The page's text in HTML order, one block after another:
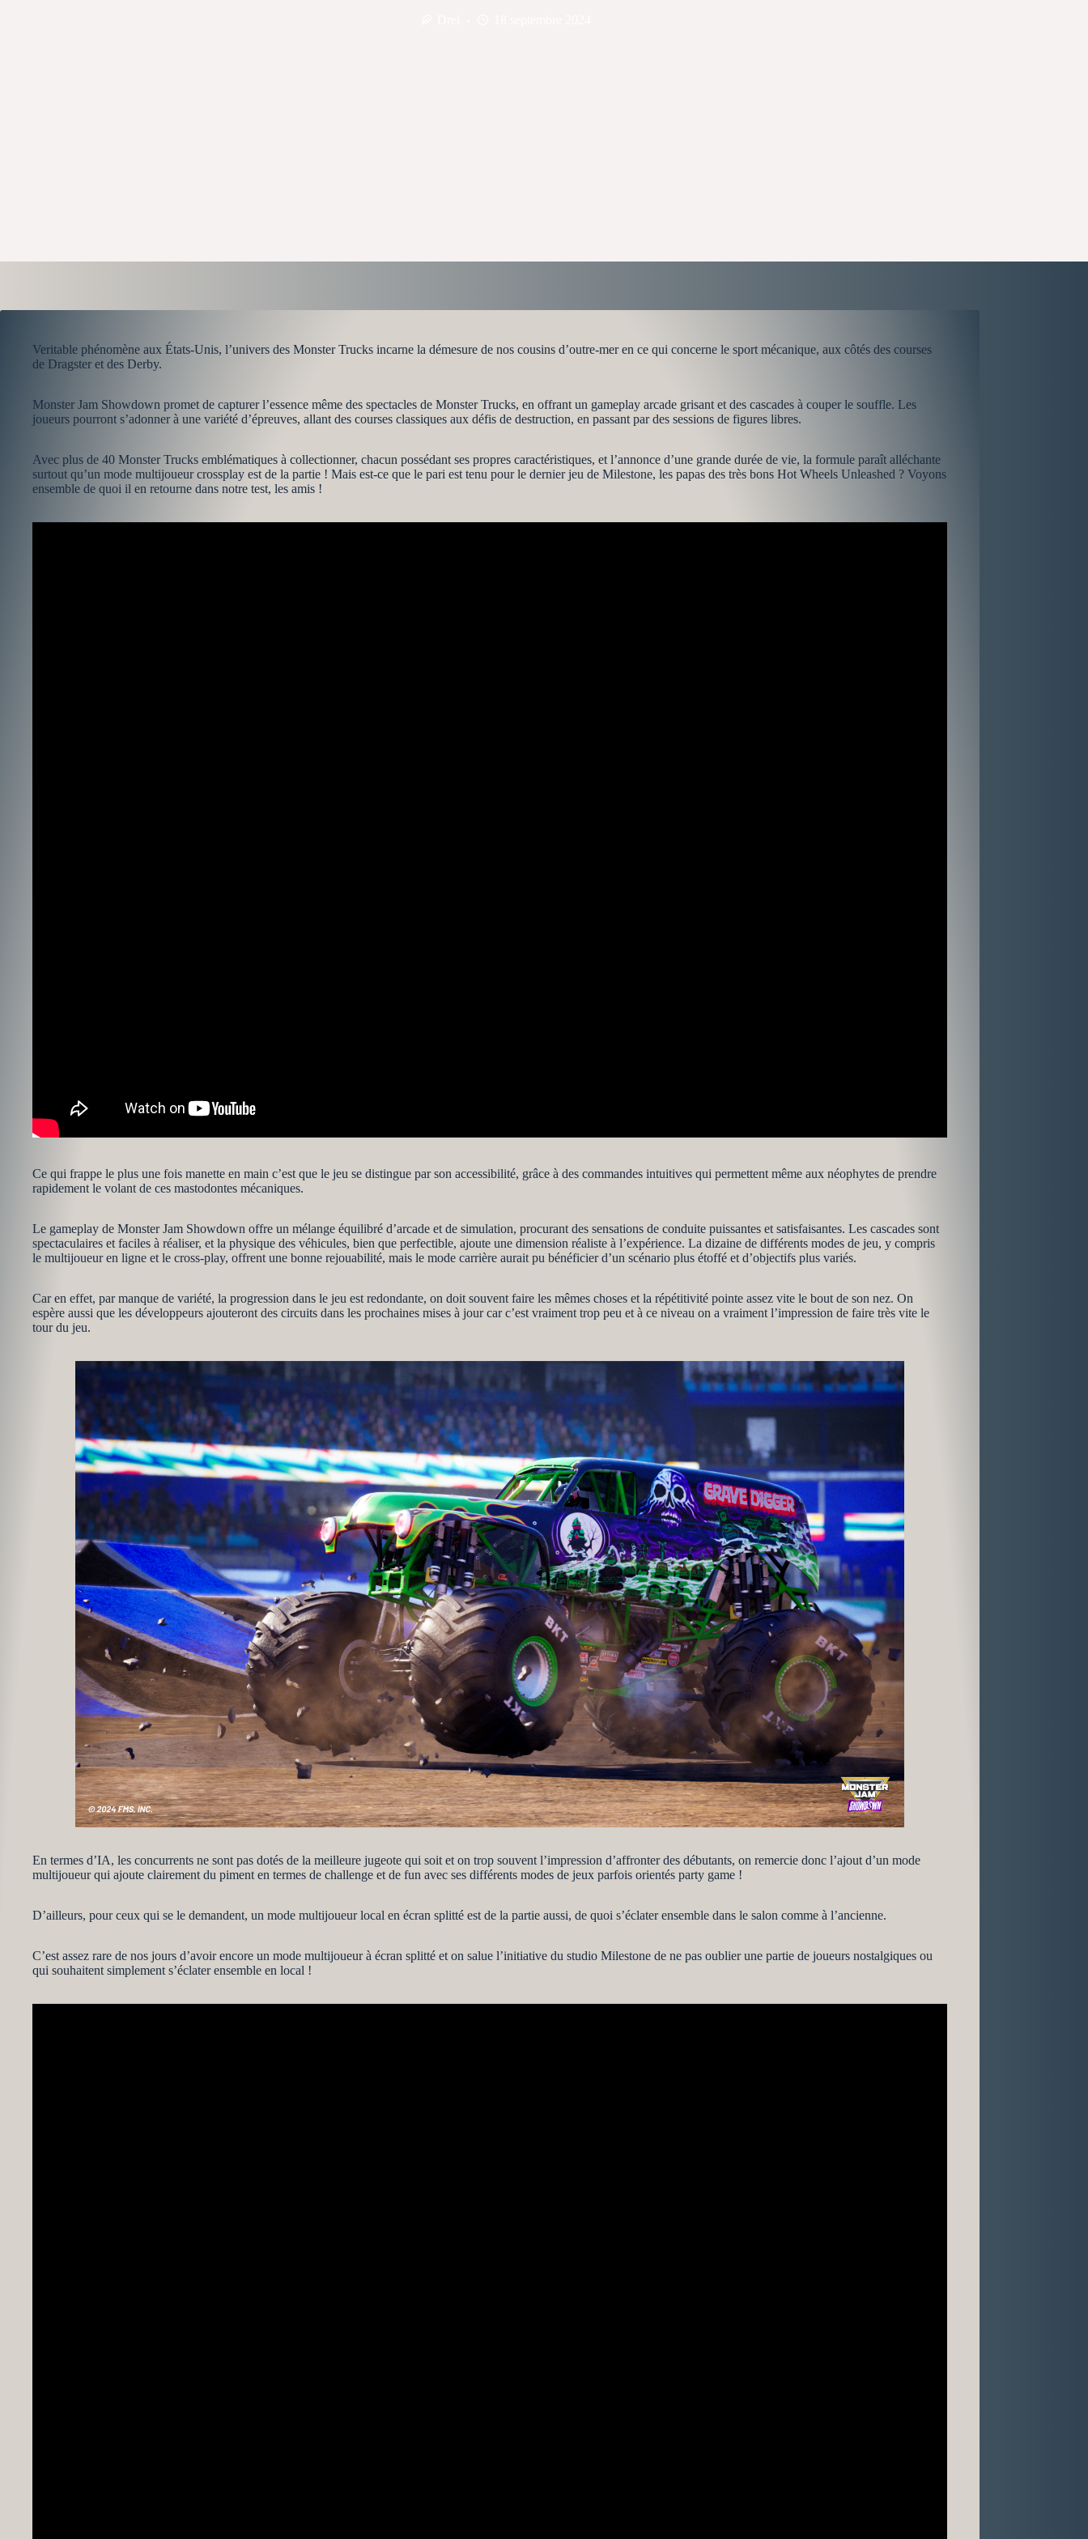
Veritable phénomène aux États-Unis, l’univers des Monster Trucks incarne la démesure de nos cousins d’outre-mer en ce qui concerne le sport mécanique, aux côtés des courses
de Dragster et des Derby.
Monster Jam Showdown promet de capturer l’essence même des spectacles de Monster Trucks, en offrant un gameplay arcade grisant et des cascades à couper le souffle. Les
joueurs pourront s’adonner à une variété d’épreuves, allant des courses classiques aux défis de destruction, en passant par des sessions de figures libres.
Avec plus de 40 Monster Trucks emblématiques à collectionner, chacun possédant ses propres caractéristiques, et l’annonce d’une grande durée de vie, la formule paraît alléchante
surtout qu’un mode multijoueur crossplay est de la partie ! Mais est-ce que le pari est tenu pour le dernier jeu de Milestone, les papas des très bons Hot Wheels Unleashed ? Voyons
ensemble de quoi il en retourne dans notre test, les amis !
Ce qui frappe le plus une fois manette en main c’est que le jeu se distingue par son accessibilité, grâce à des commandes intuitives qui permettent même aux néophytes de prendre
rapidement le volant de ces mastodontes mécaniques.
Le gameplay de Monster Jam Showdown offre un mélange équilibré d’arcade et de simulation, procurant des sensations de conduite puissantes et satisfaisantes. Les cascades sont
spectaculaires et faciles à réaliser, et la physique des véhicules, bien que perfectible, ajoute une dimension réaliste à l’expérience. La dizaine de différents modes de jeu, y compris
le multijoueur en ligne et le cross-play, offrent une bonne rejouabilité, mais le mode carrière aurait pu bénéficier d’un scénario plus étoffé et d’objectifs plus variés.
Car en effet, par manque de variété, la progression dans le jeu est redondante, on doit souvent faire les mêmes choses et la répétitivité pointe assez vite le bout de son nez. On
espère aussi que les développeurs ajouteront des circuits dans les prochaines mises à jour car c’est vraiment trop peu et à ce niveau on a vraiment l’impression de faire très vite le
tour du jeu.
En termes d’IA, les concurrents ne sont pas dotés de la meilleure jugeote qui soit et on trop souvent l’impression d’affronter des débutants, on remercie donc l’ajout d’un mode
multijoueur qui ajoute clairement du piment en termes de challenge et de fun avec ses différents modes de jeux parfois orientés party game !
D’ailleurs, pour ceux qui se le demandent, un mode multijoueur local en écran splitté est de la partie aussi, de quoi s’éclater ensemble dans le salon comme à l’ancienne.
C’est assez rare de nos jours d’avoir encore un mode multijoueur à écran splitté et on salue l’initiative du studio Milestone de ne pas oublier une partie de joueurs nostalgiques ou
qui souhaitent simplement s’éclater ensemble en local !